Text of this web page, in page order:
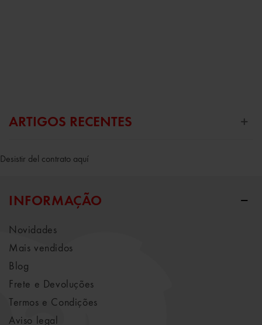
ARTIGOS RECENTES
Desistir del contrato aquí
INFORMAÇÃO
Novidades
Mais vendidos
Blog
Frete e Devoluções
Termos e Condições
Aviso legal